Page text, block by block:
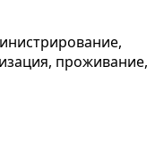
проживание,